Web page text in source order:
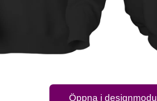
Öppna i designmodul